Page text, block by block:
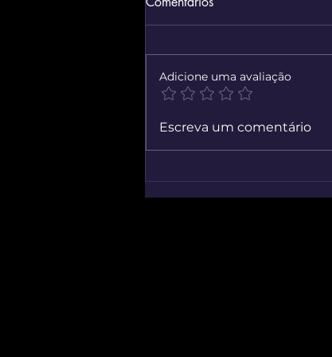
Simulador Virtual De Reparo
Adicione uma avaliação
Escreva um comentário